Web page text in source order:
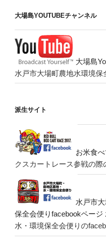
大場島YOUTUBEチャンネル
大場島
水戸市大場町農地水環境保
派生サイト
お米食
クスカートレース参戦の際
水戸市
保全会便りfacebookページ
水・環境保全会便りの